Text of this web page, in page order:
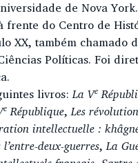
de Nova
frente do Centro de
XX, também chamado
Políticas. Foi
livros:La Ve
e République,Les
intellectuelle :
deux-guerres,La